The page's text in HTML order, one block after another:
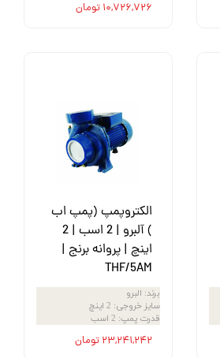
۱۰,۷۲۶,۷۲۶ تومان
الکتروپمپ (پمپ اب
) آلبرو | 2 اسب | 2
اینچ | پروانه برنج |
THF/5AM
برند: البرو
سایز خروجی: 2 اینچ
قدرت پمپ: 2 اسب
۲۳,۲۴۱,۲۴۲ تومان